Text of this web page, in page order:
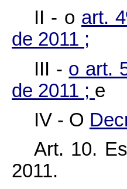
II - o art.
de 2011 ;
III - o art.
de 2011 ; e
IV - O
Art. 10.
2011.